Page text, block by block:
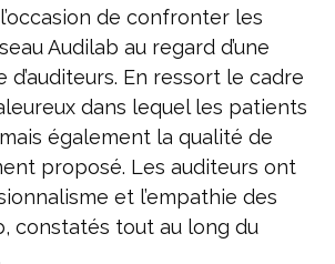
de confronter les
Audilab au regard d’une
d’auditeurs. En ressort le cadre
dans lequel les patients
également la qualité de
proposé. Les auditeurs ont
et l’empathie des
constatés tout au long du